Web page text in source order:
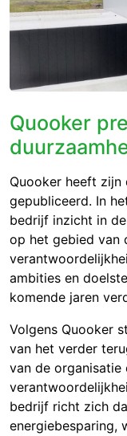
Quooker
Quooker heeft zijn
gepubliceerd. In
bedrijf inzicht in
op het gebied van
ambities en
komende jaren
Volgens Quooker
van het verder
van de organisatie
bedrijf richt zich
energiebesparing,